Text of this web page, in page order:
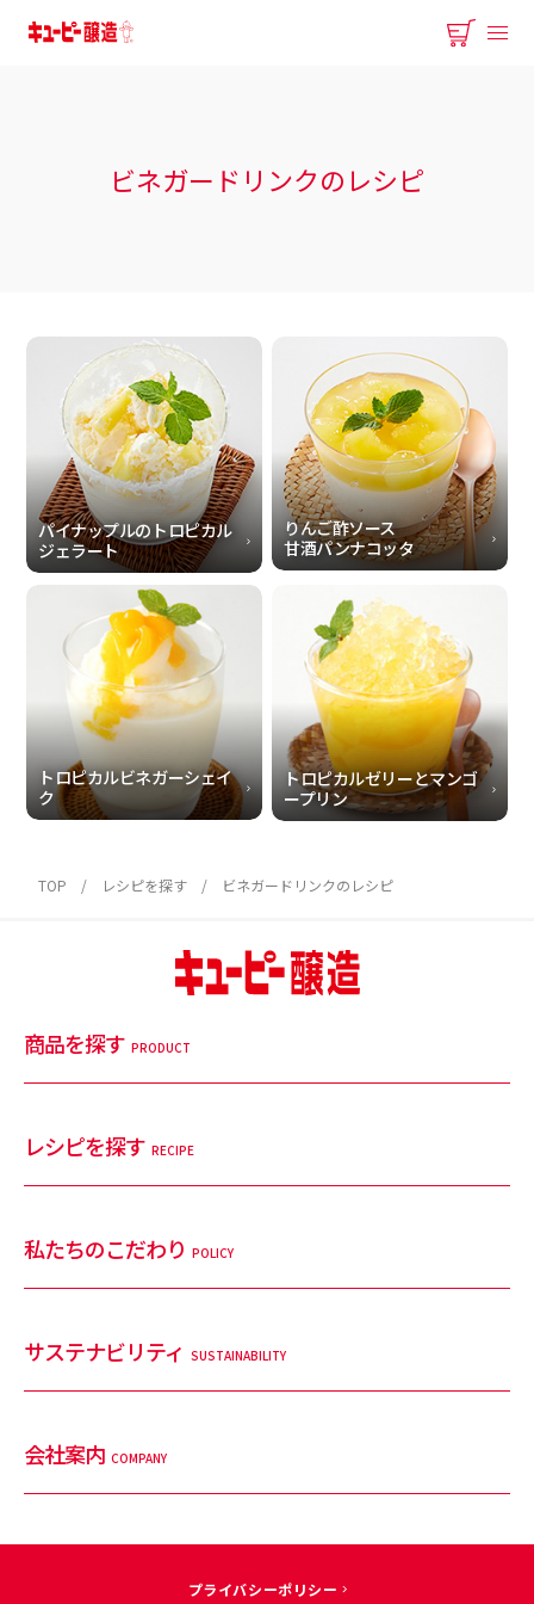
ビネガードリンクのレシピ
パイナップルのトロピカル
ジェラート
りんご酢ソース
甘酒パンナコッタ
トロピカルビネガーシェイ
ク
トロピカルゼリーとマンゴ
ープリン
TOP レシピを探す ビネガードリンクのレシピ
商品を探す PRODUCT
レシピを探す RECIPE
私たちのこだわり POLICY
サステナビリティ SUSTAINABILITY
会社案内 COMPANY
プライバシーポリシー